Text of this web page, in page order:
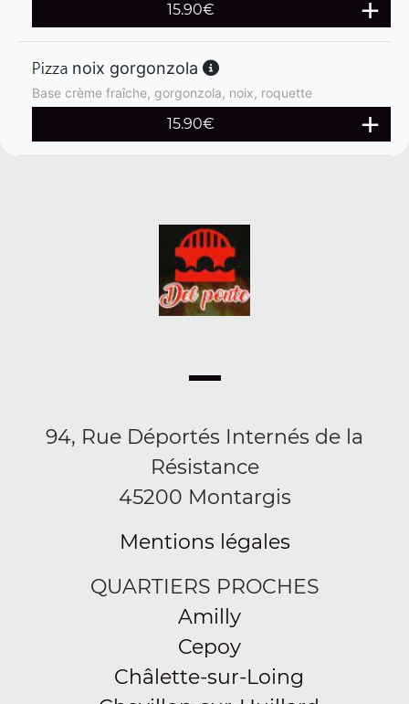
15.90€
noix gorgonzola
Base crème fraîche, gorgonzola, noix, roquette
15.90€
94, Rue Déportés Internés de la
Résistance
45200 Montargis
Mentions légales
QUARTIERS PROCHES
Amilly
Cepoy
Châlette-sur-Loing